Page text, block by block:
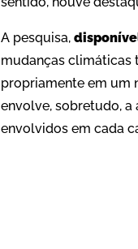
A pesquisa,
mudanças
propriamente em um
envolve, sobretudo, a
envolvidos em cada